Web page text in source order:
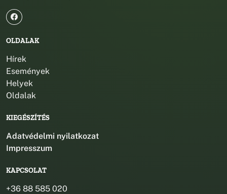
OLDALAK
Hírek
Események
Helyek
Oldalak
KIEGÉSZÍTÉS
Adatvédelmi nyilatkozat
Impresszum
KAPCSOLAT
+36 88 585 020